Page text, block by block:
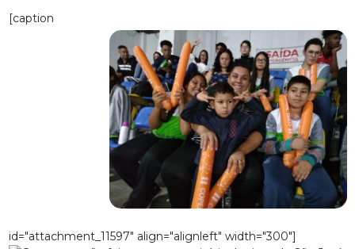
[caption
id="attachment_11597" align="alignleft" width="300"]